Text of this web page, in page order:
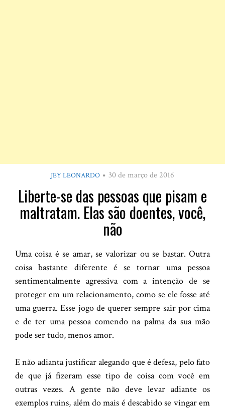
JEY LEONARDO 30 de março de 2016
Liberte-se das pessoas que pisam e
maltratam. Elas são doentes, você,
não
Uma coisa é se amar, se valorizar ou se bastar. Outra
coisa bastante diferente é se tornar uma pessoa
sentimentalmente agressiva com a intenção de se
proteger em um relacionamento, como se ele fosse até
uma guerra. Esse jogo de querer sempre sair por cima
e de ter uma pessoa comendo na palma da sua mão
pode ser tudo, menos amor.
E não adianta justificar alegando que é defesa, pelo fato
de que já fizeram esse tipo de coisa com você em
outras vezes. A gente não deve levar adiante os
exemplos ruins, além do mais é descabido se vingar em